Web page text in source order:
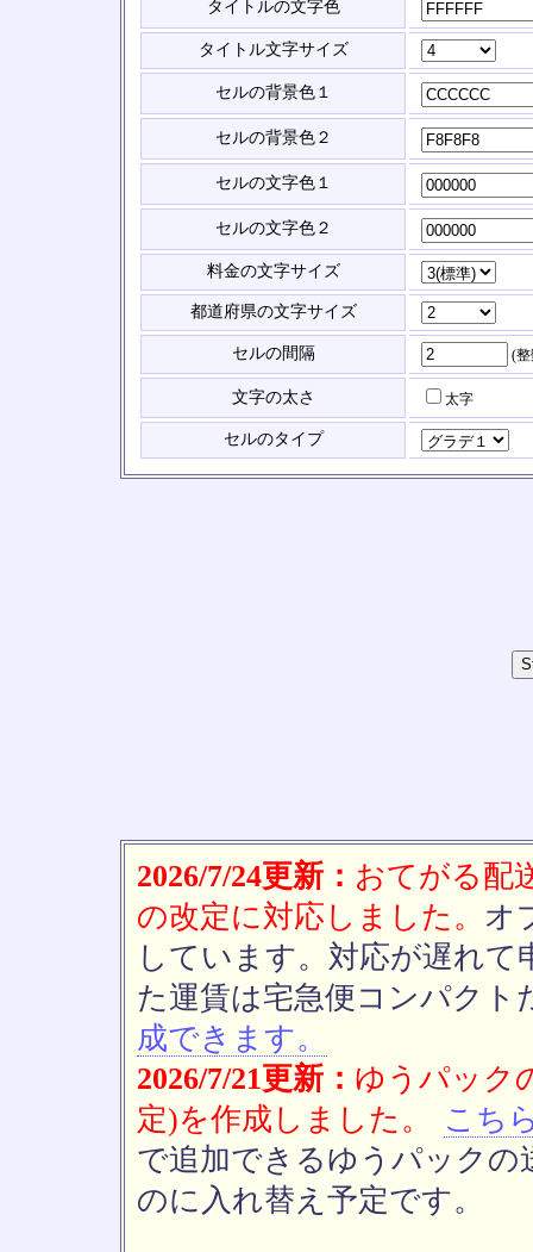
タイトルの文字色
タイトル文字サイズ
セルの背景色１
セルの背景色２
セルの文字色１
セルの文字色２
料金の文字サイズ
都道府県の文字サイズ
セルの間隔 (
文字の太さ 太字
セルのタイプ
2026/7/24更新： おてがる配
の改定に対応しました。 オ
しています。対応が遅れ
た運賃は宅急便コンパクト
成できます。
2026/7/21更新： ゆうパック
定)を作成しました。
こち
で追加できるゆうパックの
のに入れ替え予定です。